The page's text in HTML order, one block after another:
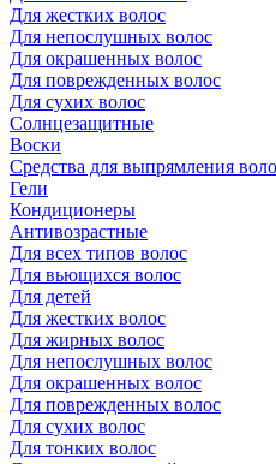
Для жестких волос
Для непослушных волос
Для окрашенных волос
Для поврежденных волос
Для сухих волос
Солнцезащитные
Воски
Средства для выпрямления
Гели
Кондиционеры
Антивозрастные
Для всех типов волос
Для вьющихся волос
Для детей
Для жестких волос
Для жирных волос
Для непослушных волос
Для окрашенных волос
Для поврежденных волос
Для сухих волос
Для тонких волос